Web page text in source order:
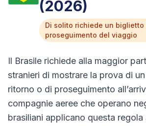
(2026)
Di solito richiede un biglietto
proseguimento del viaggio
Il Brasile richiede alla maggior
stranieri di mostrare la prova di
ritorno o di proseguimento
compagnie aeree che operano
brasiliani applicano questa regola